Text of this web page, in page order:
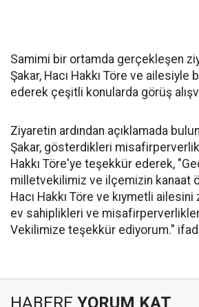
Samimi bir ortamda gerçekleşen
Şakar, Hacı Hakkı Töre ve
ederek çeşitli konularda görüş
Ziyaretin ardından açıklamada
Şakar, gösterdikleri misafirperverlik
Hakkı Töre'ye teşekkür ederek,
milletvekilimiz ve ilçemizin kanaat
Hacı Hakkı Töre ve kıymetli
ev sahiplikleri ve misafirperverlikleri
Vekilimize teşekkür ediyorum."
HABERE YORUM KAT